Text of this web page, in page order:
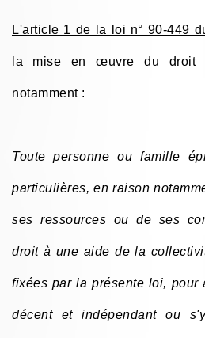
L'article 1 de la loi n° 90-449
la mise en œuvre du droit
notamment :
Toute personne ou famille
particulières, en raison
ses ressources ou de ses
droit à une aide de la
fixées par la présente loi, pour
décent et indépendant ou